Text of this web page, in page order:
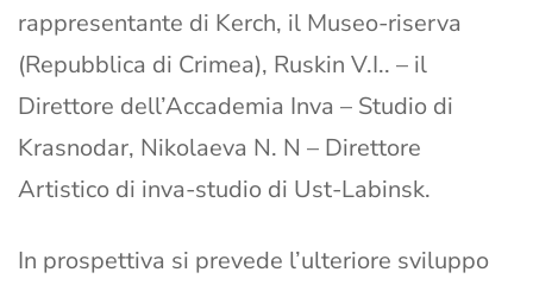
rappresentante di Kerch, il Museo-riserva
(Repubblica di Crimea), Ruskin V.I.. – il
Direttore dell’Accademia Inva – Studio di
Krasnodar, Nikolaeva N. N – Direttore
Artistico di inva-studio di Ust-Labinsk.
In prospettiva si prevede l’ulteriore sviluppo